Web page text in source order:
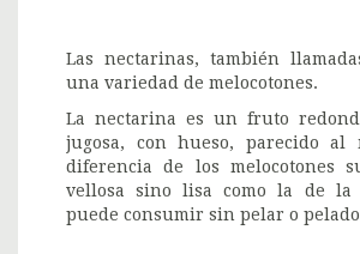
Las nectarinas, también
una variedad de melocotones.
La nectarina es un fruto
jugosa, con hueso, parecido al
diferencia de los melocotones
vellosa sino lisa como la de la
puede consumir sin pelar o